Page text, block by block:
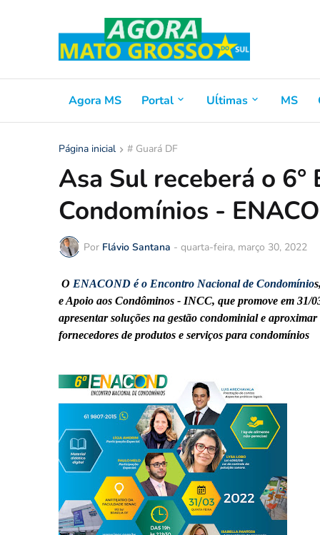
Agora MS Portal Uĺtimas MS
Página inicial # Guará DF
Asa Sul receberá o
Condomínios -
Por Flávio Santana - quarta-feira, março 30, 2022
O ENACOND é o Encontro Nacional de Condomínio
e Apoio aos Condôminos - INCC, que promove em 31/
apresentar soluções na gestão condominial e
fornecedores de produtos e serviços para condomínios